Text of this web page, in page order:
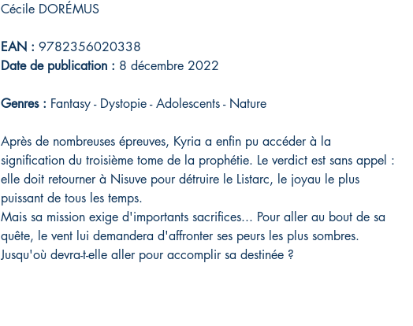
Cécile DORÉMUS
EAN : 9782356020338
Date de publication : 8 décembre 2022
Genres : Fantasy - Dystopie - Adolescents - Nature
Après de nombreuses épreuves, Kyria a enfin pu accéder à la
signification du troisième tome de la prophétie. Le verdict est sans appel :
elle doit retourner à Nisuve pour détruire le Listarc, le joyau le plus
puissant de tous les temps.
Mais sa mission exige d'importants sacrifices... Pour aller au bout de sa
quête, le vent lui demandera d'affronter ses peurs les plus sombres.
Jusqu'où devra-t-elle aller pour accomplir sa destinée ?